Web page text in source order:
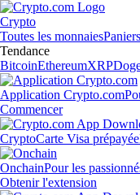
Crypto
Toutes les monnaiesPaniers
Tendance
BitcoinEthereumXRP
Application Crypto.com
Commencer
CryptoCarte Visa prépayée
OnchainPour les
Obtenir l'extension